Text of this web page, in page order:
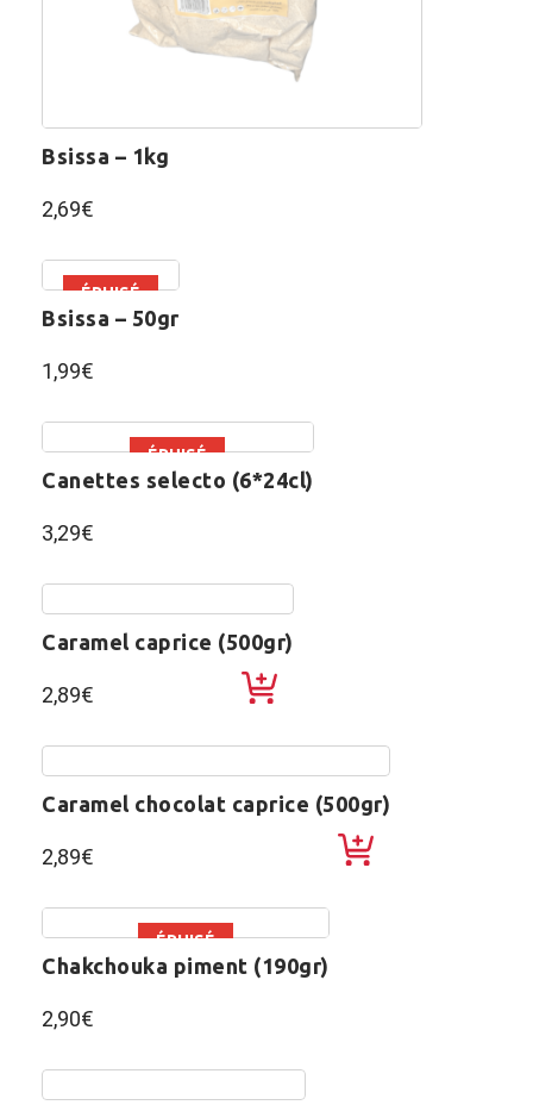
bsissa – 1kg
2,69€
ÉPUISÉ
bsissa – 50gr
1,99€
ÉPUISÉ
canettes selecto (6*24cl)
3,29€
caramel caprice (500gr)
2,89€
caramel chocolat caprice (500gr)
2,89€
ÉPUISÉ
chakchouka piment (190gr)
2,90€